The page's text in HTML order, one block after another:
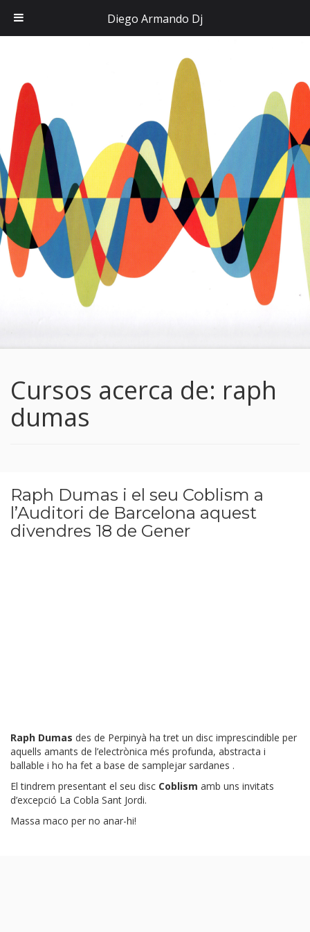
Cursos acerca de: raph
dumas
Raph Dumas i el seu Coblism a
l’Auditori de Barcelona aquest
divendres 18 de Gener
Raph Dumas des de Perpinyà ha tret un disc imprescindible per
aquells amants de l’electrònica més profunda, abstracta i
ballable i ho ha fet a base de samplejar sardanes .
El tindrem presentant el seu disc Coblism amb uns invitats
d’excepció La Cobla Sant Jordi.
Massa maco per no anar-hi!
Diego Armando Dj